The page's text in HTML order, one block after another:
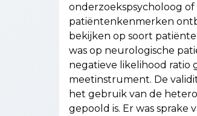
onderzoekspsycholoog
patiëntenkenmerken
bekijken op soort
was op neurologische
negatieve likelihood ratio
meetinstrument. De
het gebruik van de
gepoold is. Er was